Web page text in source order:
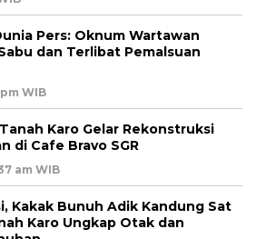
Pers: Oknum Wartawan
dan Terlibat Pemalsuan
WIB
Karo Gelar Rekonstruksi
di Cafe Bravo SGR
am WIB
Kakak Bunuh Adik Kandung Sat
Karo Ungkap Otak dan